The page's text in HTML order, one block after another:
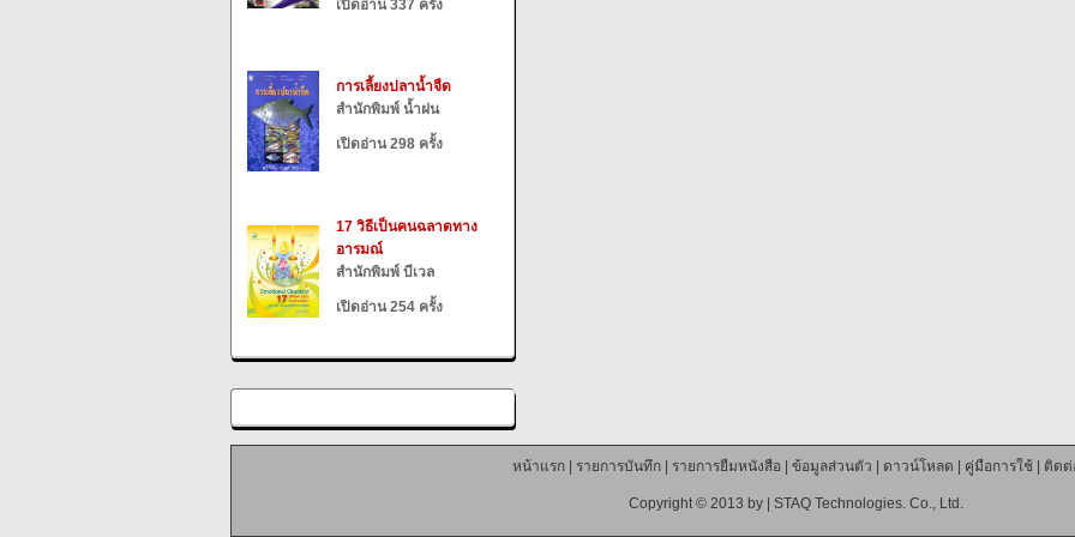
เปิดอ่าน 337 ครั้ง
การเลี้ยงปลาน้ำจืด
สำนักพิมพ์ น้ำฝน
เปิดอ่าน 298 ครั้ง
17 วิธีเป็นคนฉลาดทาง
อารมณ์
สำนักพิมพ์ บีเวล
เปิดอ่าน 254 ครั้ง
หน้าแรก| รายการบันทึก| รายการยืมหนังสือ ข้อมูลส่วนตัว ดาวน์โหลด คู่มือการใช้| ติดต่
Copyright © 2013 by | STAQ Technologies. Co., Ltd.